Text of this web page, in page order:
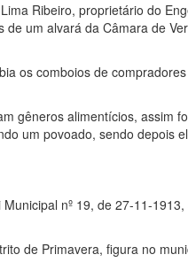
Ribeiro, proprietário do
um alvará da Câmara de
os comboios de
gêneros alimentícios, assim
um povoado, sendo depois
nº 19, de 27-11-
de Primavera, figura no